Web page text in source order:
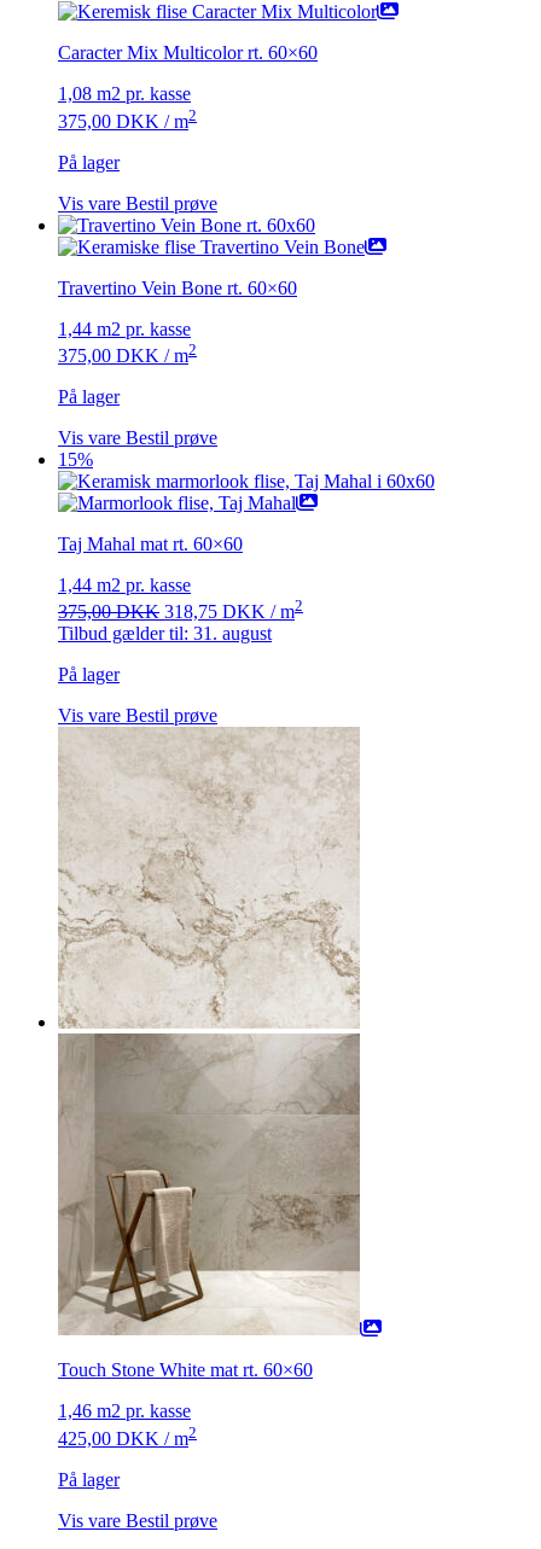
Caracter Mix Multicolor rt. 60×60
1,08 m2 pr. kasse
375,00 DKK / m2
På lager
Vis vare Bestil prøve
Travertino Vein Bone rt. 60×60
1,44 m2 pr. kasse
375,00 DKK / m2
På lager
Vis vare Bestil prøve
15%
Taj Mahal mat rt. 60×60
1,44 m2 pr. kasse
375,00DKK Den
oprindelige
pris
318,75 DKK Den
aktuelle
pris
/ m2
Tilbud gælder til: 31. august
På lager
Vis vare Bestil prøve
Touch Stone White mat rt. 60×60
1,46 m2 pr. kasse
425,00 DKK / m2
På lager
Vis vare Bestil prøve